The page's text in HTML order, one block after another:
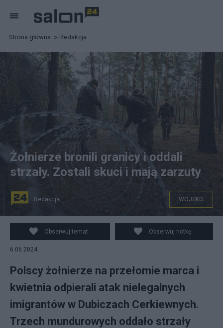
Strona główna Redakcja
Żołnierze bronili granicy i oddali
strzały. Zostali skuci i mają zarzuty
Redakcja WOJSKO
Obserwuj temat Obserwuj notkę
6.06.2024
Polscy żołnierze na przełomie marca i
kwietnia odpierali atak nielegalnych
imigrantów w Dubiczach Cerkiewnych.
Trzech mundurowych oddało strzały